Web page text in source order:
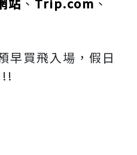
早買飛入場，假日